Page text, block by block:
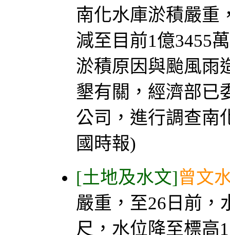
南化水庫淤積嚴重
減至目前1億3455
淤積原因與颱風雨
墾有關，經濟部已
公司，進行調查南
國時報)
[土地及水文]曾文
嚴重，至26日前，
尺，水位降至標高